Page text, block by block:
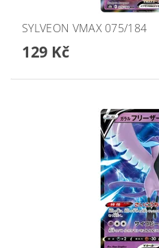
SYLVEON VMAX 075/184
129 Kč